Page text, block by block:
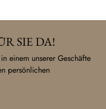
SIE DA!
einem unserer Geschäfte
persönlichen